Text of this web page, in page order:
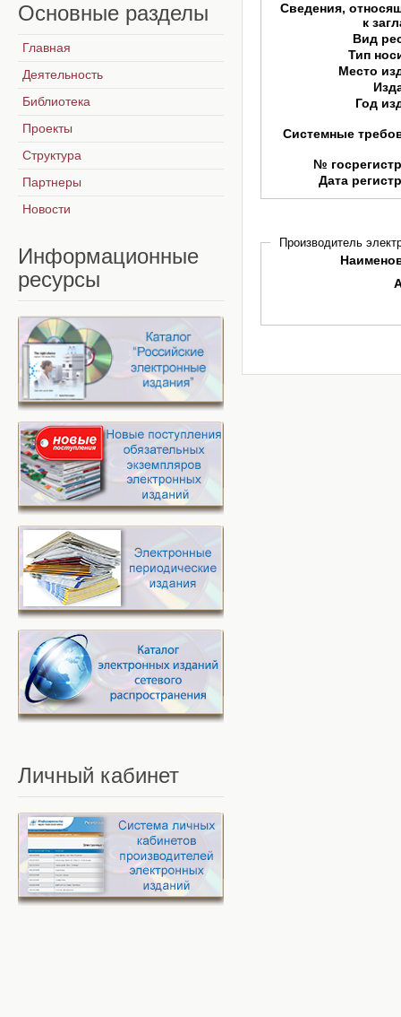
Сведения,
к
Вид
Тип
Место
Год
Системные
№
Дата
Производитель
Основные разделы
Главная
Деятельность
Библиотека
Проекты
Структура
Партнеры
Новости
Информационные
ресурсы
Личный кабинет